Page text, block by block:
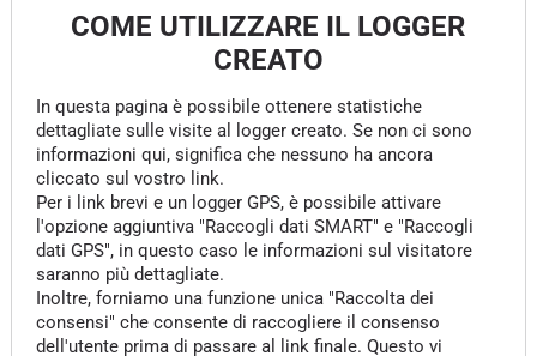
COME UTILIZZARE IL LOGGER
CREATO
In questa pagina è possibile ottenere statistiche
dettagliate sulle visite al logger creato. Se non ci sono
informazioni qui, significa che nessuno ha ancora
cliccato sul vostro link.
Per i link brevi e un logger GPS, è possibile attivare
l'opzione aggiuntiva "Raccogli dati SMART" e "Raccogli
dati GPS", in questo caso le informazioni sul visitatore
saranno più dettagliate.
Inoltre, forniamo una funzione unica "Raccolta dei
consensi" che consente di raccogliere il consenso
dell'utente prima di passare al link finale. Questo vi